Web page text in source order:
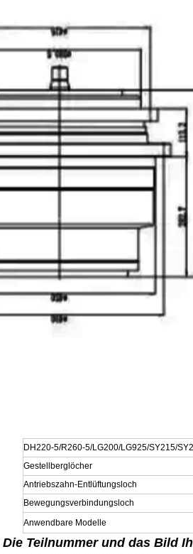
DH220-5/R260-5/LG200/LG925/SY215/
Gestellberglöcher
Antriebszahn-Entlüftungsloch
Bewegungsverbindungsloch
Anwendbare Modelle
Die Teilnummer und das Bild